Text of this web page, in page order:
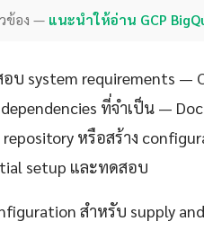
ข้อง — แนะนำให้อ่าน GCP
อบ system requirements —
ที่จำเป็น —
repository หรือสร้าง
setup และทดสอบ
สำหรับ supply